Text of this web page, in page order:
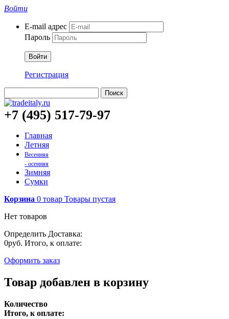
Войти
E-mail адрес
Пароль
Войти
Регистрация
Поиск
+7 (495) 517-79-97
Главная
Летняя
Весенняя
- осенняя
Зимняя
Сумки
Корзина 0 товар Товары пустая
Нет товаров
Определить Доставка:
0руб. Итого, к оплате:
Оформить заказ
Товар добавлен в корзину
Количество
Итого, к оплате: